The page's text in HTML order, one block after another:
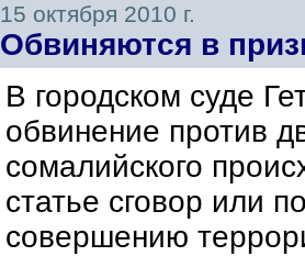
15 октября 2010 г.
Обвиняются в
В городском суде
обвинение против
сомалийского
статье сговор или
совершению